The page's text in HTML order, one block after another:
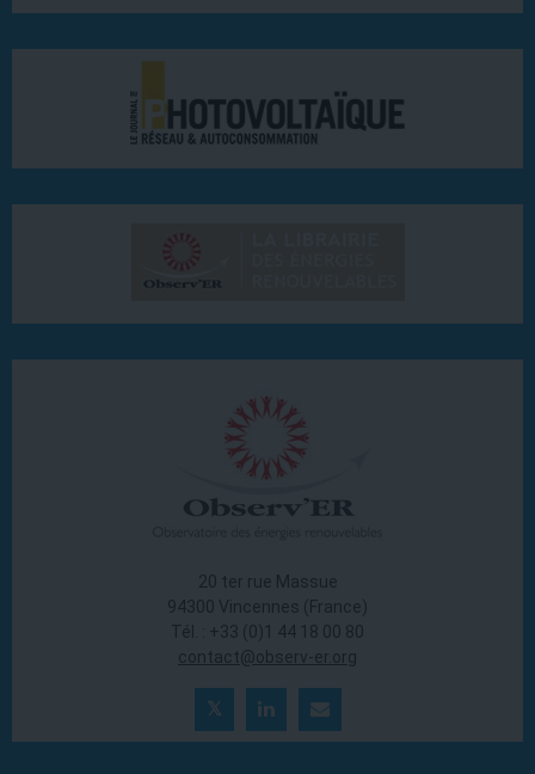
20 ter rue Massue
94300 Vincennes (France)
Tél. : +33 (0)1 44 18 00 80
contact@observ-er.org